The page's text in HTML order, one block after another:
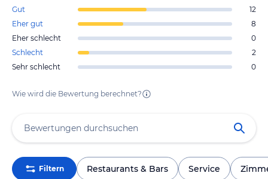
Gut
12
Eher gut
8
Eher schlecht
0
Schlecht
2
Sehr schlecht
0
Wie wird die Bewertung berechnet?
Filtern Restaurants & Bars Service